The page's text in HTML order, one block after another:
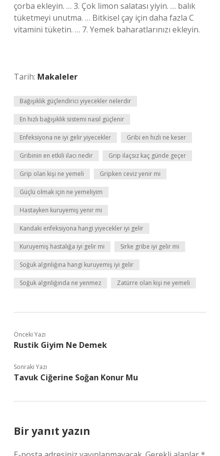
çorba ekleyin. … 3. Çok limon salatası yiyin. … balık
tüketmeyi unutma. … Bitkisel çay için daha fazla C
vitamini tüketin. … 7. Yemek baharatlarınızı ekleyin.
Tarih: Makaleler
Bağışıklık güçlendirici yiyecekler nelerdir
En hızlı bağışıklık sistemi nasıl güçlenir
Enfeksiyona ne iyi gelir yiyecekler Gribi en hızlı ne keser
Gribinin en etkili ilacı nedir Grip ilaçsız kaç günde geçer
Grip olan kişi ne yemeli Gripken ceviz yenir mi
Güçlü olmak için ne yemeliyim
Hastayken kuruyemiş yenir mi
Kandaki enfeksiyona hangi yiyecekler iyi gelir
Kuruyemiş hastalığa iyi gelir mi Sirke gribe iyi gelir mi
Soğuk algınlığına hangi kuruyemiş iyi gelir
Soğuk algınlığında ne yenmez Zatürre olan kişi ne yemeli
Önceki Yazı
Rustik Giyim Ne Demek
Sonraki Yazı
Tavuk Ciğerine Soğan Konur Mu
Bir yanıt yazın